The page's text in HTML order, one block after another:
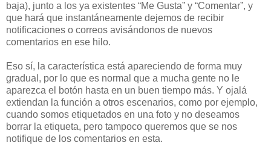
baja), junto a los ya existentes “Me Gusta” y “Comentar”, y
que hará que instantáneamente dejemos de recibir
notificaciones o correos avisándonos de nuevos
comentarios en ese hilo.
Eso sí, la característica está apareciendo de forma muy
gradual, por lo que es normal que a mucha gente no le
aparezca el botón hasta en un buen tiempo más. Y ojalá
extiendan la función a otros escenarios, como por ejemplo,
cuando somos etiquetados en una foto y no deseamos
borrar la etiqueta, pero tampoco queremos que se nos
notifique de los comentarios en esta.